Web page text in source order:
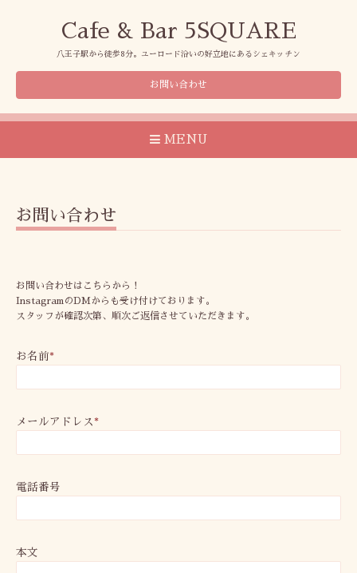
Cafe & Bar 5SQUARE
八王子駅から徒歩8分。ユーロード沿いの好立地にあるシェキッチン
お問い合わせ
MENU
お問い合わせ
お問い合わせはこちらから！
InstagramのDMからも受け付けております。
スタッフが確認次第、順次ご返信させていただきます。
お名前*
メールアドレス *
電話番号
本文